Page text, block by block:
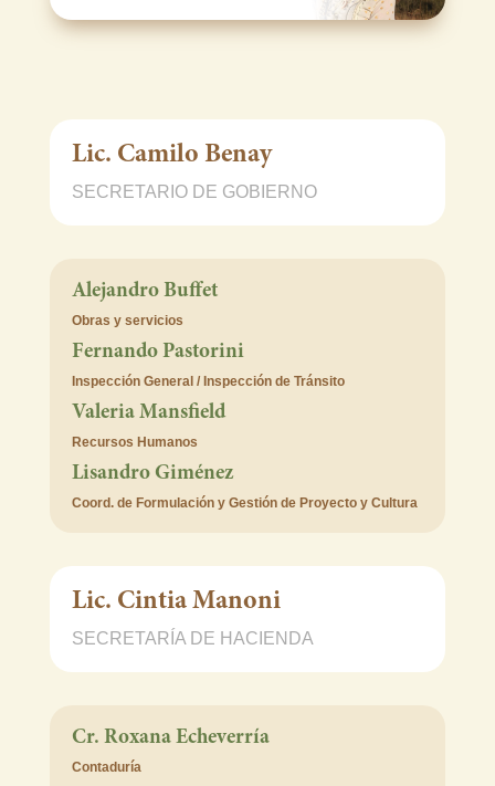
Lic. Camilo Benay
SECRETARIO DE GOBIERNO
Alejandro Buffet
Obras y servicios
Fernando Pastorini
Inspección General / Inspección de Tránsito
Valeria Mansfield
Recursos Humanos
Lisandro Giménez
Coord. de Formulación y Gestión de Proyecto y Cultura
Lic. Cintia Manoni
SECRETARÍA DE HACIENDA
Cr. Roxana Echeverría
Contaduría